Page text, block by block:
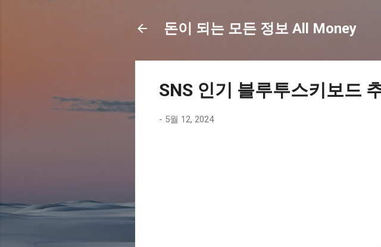
돈이 되는 모든 정보 All Money
SNS 인기 블루투스키보드
- 5월 12, 2024